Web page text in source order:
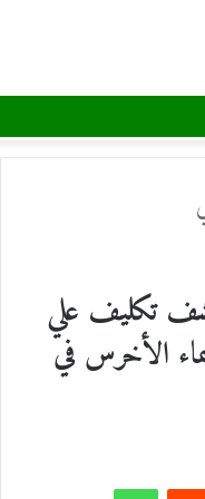
تكليف علي
الأخرس في